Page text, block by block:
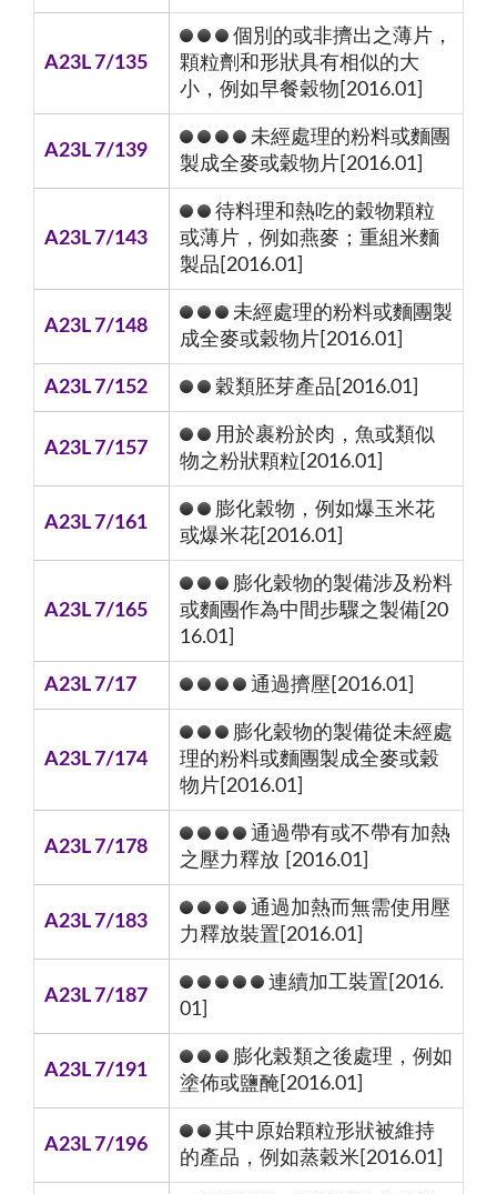
A23L 7/135
個別的或非擠出之薄片，
顆粒劑和形狀具有相似的大
小，例如早餐穀物[2016.01]
A23L 7/139
未經處理的粉料或麵團
製成全麥或穀物片[2016.01]
A23L 7/143
待料理和熱吃的穀物顆粒
或薄片，例如燕麥；重組米麵
製品[2016.01]
A23L 7/148
未經處理的粉料或麵團製
成全麥或穀物片[2016.01]
A23L 7/152 穀類胚芽產品[2016.01]
A23L 7/157
用於裹粉於肉，魚或類似
物之粉狀顆粒[2016.01]
A23L 7/161
膨化穀物，例如爆玉米花
或爆米花[2016.01]
A23L 7/165
膨化穀物的製備涉及粉料
或麵團作為中間步驟之製備[20
16.01]
A23L 7/17 通過擠壓[2016.01]
A23L 7/174
膨化穀物的製備從未經處
理的粉料或麵團製成全麥或穀
物片[2016.01]
A23L 7/178
通過帶有或不帶有加熱
之壓力釋放 [2016.01]
A23L 7/183
通過加熱而無需使用壓
力釋放裝置[2016.01]
A23L 7/187
連續加工裝置[2016.
01]
A23L 7/191
膨化榖類之後處理，例如
塗佈或鹽醃[2016.01]
A23L 7/196
其中原始顆粒形狀被維持
的產品，例如蒸穀米[2016.01]